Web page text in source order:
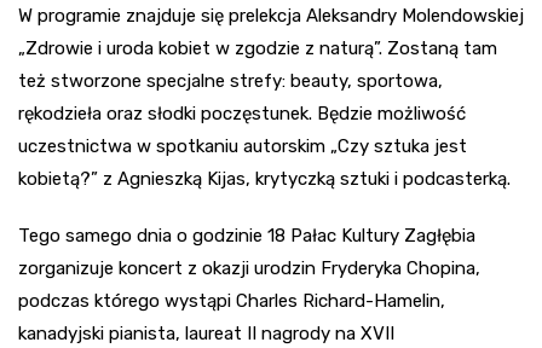
W programie znajduje się prelekcja Aleksandry Molendowskiej
„Zdrowie i uroda kobiet w zgodzie z naturą”. Zostaną tam
też stworzone specjalne strefy: beauty, sportowa,
rękodzieła oraz słodki poczęstunek. Będzie możliwość
uczestnictwa w spotkaniu autorskim „Czy sztuka jest
kobietą?” z Agnieszką Kijas, krytyczką sztuki i podcasterką.
Tego samego dnia o godzinie 18 Pałac Kultury Zagłębia
zorganizuje koncert z okazji urodzin Fryderyka Chopina,
podczas którego wystąpi Charles Richard-Hamelin,
kanadyjski pianista, laureat II nagrody na XVII